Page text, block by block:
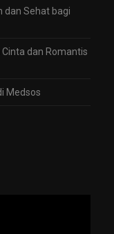
dan Sehat bagi
Cinta dan Romantis
Medsos